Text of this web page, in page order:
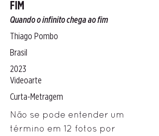
FIM
Quando o infinito chega ao fim
Thiago Pombo
Brasil
2023
Videoarte
Curta-Metragem
Não se pode entender um
término em 12 fotos por